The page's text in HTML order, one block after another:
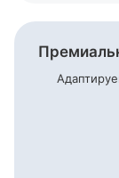
Переводы ИП
Бесплатно
Переводы ИП